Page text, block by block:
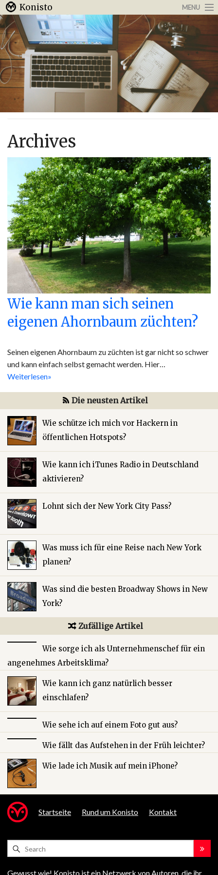
Konisto MENU
Arbeit & Karriere
Internet
Urlaub & Reisen
Archives
Wie kann man sich seinen
eigenen Ahornbaum züchten?
Seinen eigenen Ahornbaum zu züchten ist gar nicht so schwer
und kann einfach selbst gemacht werden. Hier…
Weiterlesen»
Die neusten Artikel
Wie schütze ich mich vor Hackern in
öffentlichen Hotspots?
Wie kann ich iTunes Radio in Deutschland
aktivieren?
Lohnt sich der New York City Pass?
Was muss ich für eine Reise nach New York
planen?
Was sind die besten Broadway Shows in New
York?
Zufällige Artikel
Wie sorge ich als Unternehmenschef für ein
angenehmes Arbeitsklima?
Wie kann ich ganz natürlich besser
einschlafen?
Wie sehe ich auf einem Foto gut aus?
Wie fällt das Aufstehen in der Früh leichter?
Wie lade ich Musik auf mein iPhone?
Startseite Rund um Konisto Kontakt
Gewusst wie! Konisto ist ein Netzwerk von Autoren, die ihr